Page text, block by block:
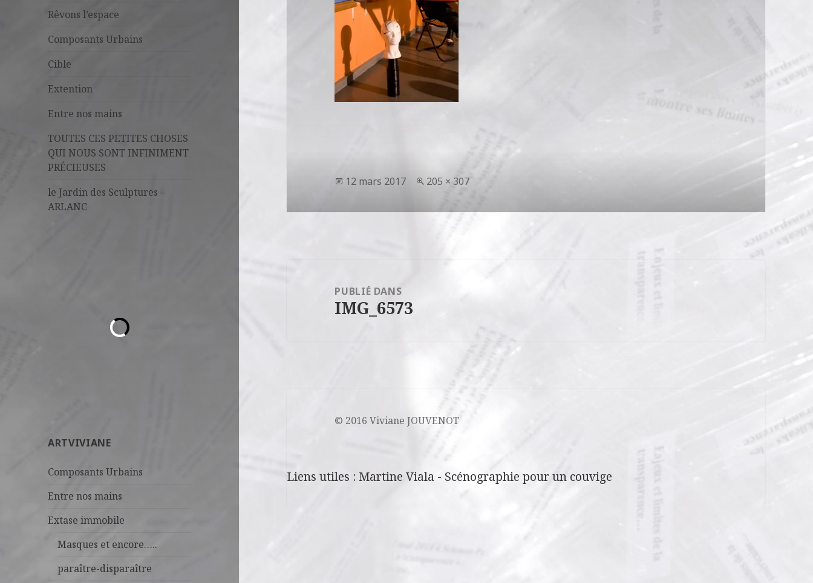
Rêvons l’espace
Composants Urbains
Cible
Extention
Entre nos mains
TOUTES CES PETITES CHOSES
QUI NOUS SONT INFINIMENT
PRÉCIEUSES
le Jardin des Sculptures –
ARLANC
ARTVIVIANE
Composants Urbains
Entre nos mains
Extase immobile
Masques et encore…..
paraître-disparaître
Publié
12 mars 2017
Taille
205 × 307
l’article
PUBLIÉ DANS
IMG_6573
© 2016 Viviane JOUVENOT
Liens utiles : Martine Viala - Scénographie pour un couvige